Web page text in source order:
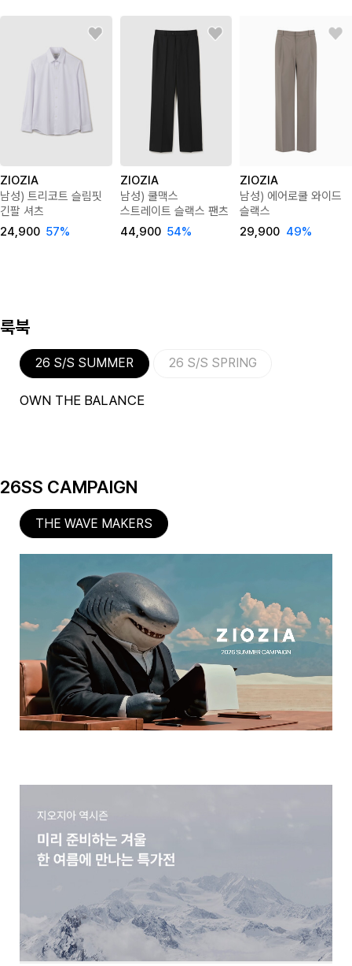
ZIOZIA
남성) 트리코트 슬림핏
긴팔 셔츠
24,900 57%
ZIOZIA
남성) 쿨맥스
스트레이트 슬랙스 팬츠
44,900 54%
ZIOZIA
남성) 에어로쿨 와이드
슬랙스
29,900 49%
룩북
26 S/S SUMMER 26 S/S SPRING
OWN THE BALANCE
26SS CAMPAIGN
THE WAVE MAKERS